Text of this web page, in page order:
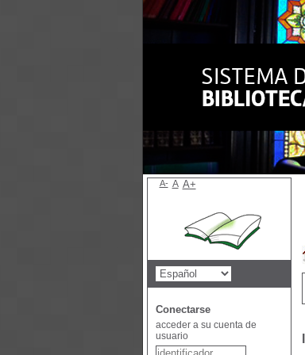
A- A A+
Conectarse
acceder a su cuenta de
usuario